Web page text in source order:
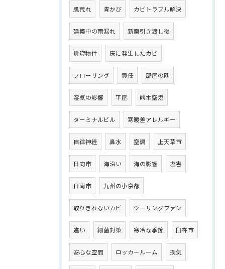
肌荒れ 青かび カビトラブル解決
建築中の雨漏れ 新築引き渡し後
賃貸物件 床に発生したカビ
フローリング 責任 部屋の隅
湿気の影響 平屋 熊本空港
ターミナルビル 寒暖差アレルギー
自律神経 鼻水 空調 上天草市
日向市 海沿い 海の影響 塩害
日南市 九州の小京都
取りきれないカビ シーリングファン
違い 細菌対策 寒冷な季節 臼杵市
安心な空間 ロッカールーム 換気